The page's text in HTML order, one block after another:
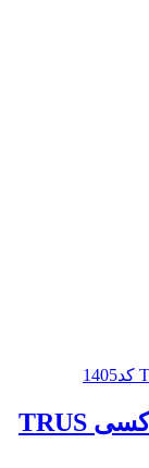
تیشرت ماکان چاپ پفکی باکسی TRUS